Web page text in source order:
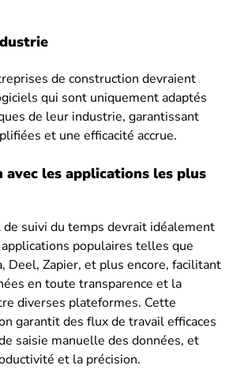
de construction devraient
qui sont uniquement adaptés
de leur industrie, garantissant
et une efficacité accrue.
les applications les plus
suivi du temps devrait idéalement
applications populaires telles que
Deel, Zapier, et plus encore, facilitant
en toute transparence et la
diverses plateformes. Cette
garantit des flux de travail efficaces
saisie manuelle des données, et
et la précision.